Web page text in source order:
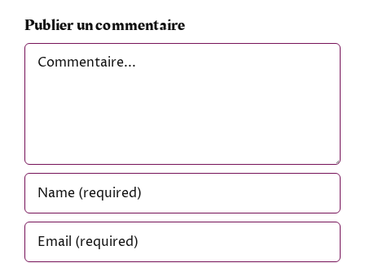
Publier un commentaire
Comment